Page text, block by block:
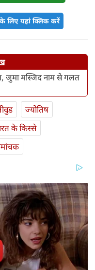
लिए यहां क्लिक करें
जुमा मस्जिद नाम से गलत
ज्योतिष
के किस्से